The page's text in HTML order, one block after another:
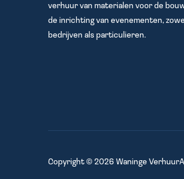
verhuur van materialen voor de
de inrichting van evenementen,
bedrijven als particulieren.
Copyright © 2026 Waninge Verhuur